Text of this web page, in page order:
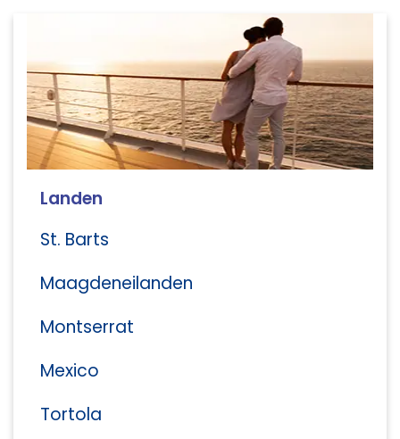
Landen
St. Barts
Maagdeneilanden
Montserrat
Mexico
Tortola